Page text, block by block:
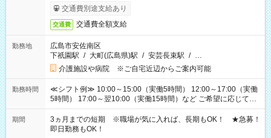
交通費別途支給あり
交通費 交通費全額支給
勤務地
広島市安佐南区
下祇園駅 / 大町(広島県)駅 / 安芸長束駅 / …
介護施設や病院 ※ご自宅近辺からご案内可能
勤務時間
≪シフト例≫ 10:00～15:00（実働5時間） 12:00～17:00（実働
5時間） 17:00～翌10:00（実働15時間）など ご希望に応じて、
働く時間は調整できます！ お気軽に担当へ相談ください！
期間
3ヵ月までの短期 ※職場が気に入れば、長期もOK！ ★急募！
即日勤務もOK！